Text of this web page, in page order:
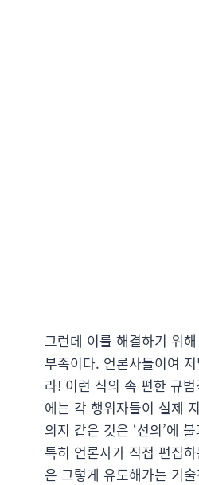
그런데 이를 해결하기 위
부족이다. 언론사들이여
라! 이런 식의 속 편한 규
에는 각 행위자들이 실제
의지 같은 것은 ‘선의’에
특히 언론사가 직접 편집
은 그렇게 유도해가는 기